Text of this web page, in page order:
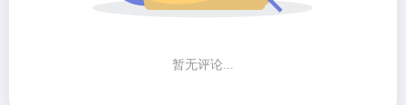
暂无评论...